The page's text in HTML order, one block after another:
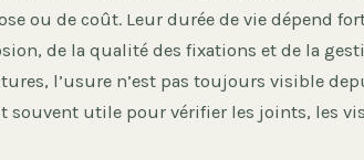
ou de coût. Leur durée de vie dépend
de la qualité des fixations et de la
l’usure n’est pas toujours visible
souvent utile pour vérifier les joints, les